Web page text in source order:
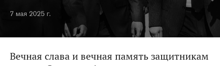
7 мая 2025 г.
Вечная слава и вечная память защитникам